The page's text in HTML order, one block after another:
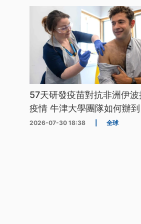
57天研發疫苗對抗非洲伊
疫情 牛津大學團隊如何辦
2026-07-30 18:38 全球